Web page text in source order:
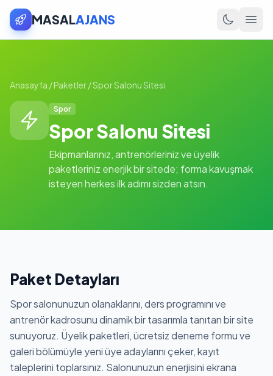
MASALAJANS
Anasayfa /Paketler/Spor Salonu Sitesi
Spor
Spor Salonu Sitesi
Ekipmanlarınız, antrenörleriniz ve üyelik
paketleriniz enerjik bir sitede; forma kavuşmak
isteyen herkes ilk adımı sizden atsın.
Paket Detayları
Spor salonunuzun olanaklarını, ders programını ve
antrenör kadrosunu dinamik bir tasarımla tanıtan bir site
sunuyoruz. Üyelik paketleri, ücretsiz deneme formu ve
galeri bölümüyle yeni üye adaylarını çeker, kayıt
taleplerini toplarsınız. Salonunuzun enerjisini ekrana